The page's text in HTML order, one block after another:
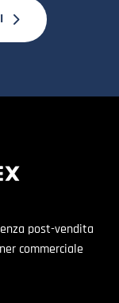
post-vendita
commerciale